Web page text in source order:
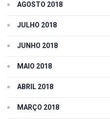
AGOSTO 2018
JULHO 2018
JUNHO 2018
MAIO 2018
ABRIL 2018
MARÇO 2018